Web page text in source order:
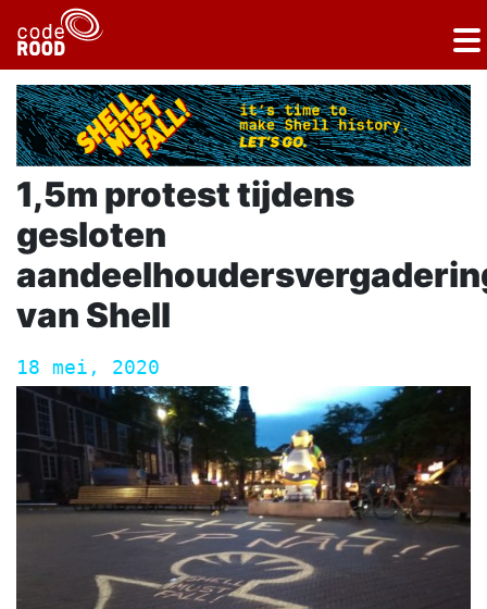
1,5m protest tijdens
gesloten
van Shell
18 mei, 2020